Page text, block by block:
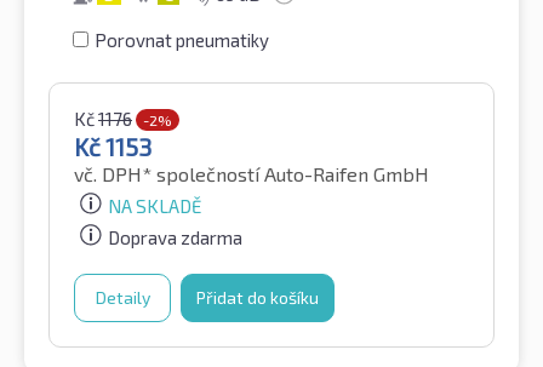
Porovnat pneumatiky
Kč1176 -2%
Kč1153
vč. DPH* společností Auto-Raifen GmbH
NA SKLADĚ
Doprava zdarma
Detaily Přidat do košíku